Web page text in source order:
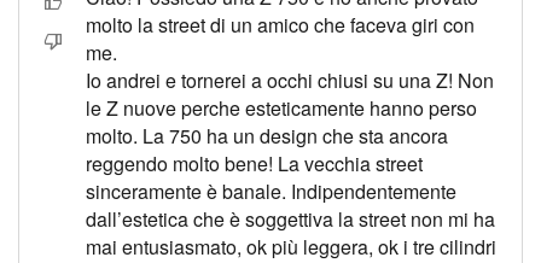
molto la street di un amico che faceva giri con
me.
Io andrei e tornerei a occhi chiusi su una Z! Non
le Z nuove perche esteticamente hanno perso
molto. La 750 ha un design che sta ancora
reggendo molto bene! La vecchia street
sinceramente è banale. Indipendentemente
dall’estetica che è soggettiva la street non mi ha
mai entusiasmato, ok più leggera, ok i tre cilindri